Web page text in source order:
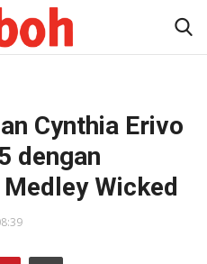
Cynthia Erivo
dengan
Wicked